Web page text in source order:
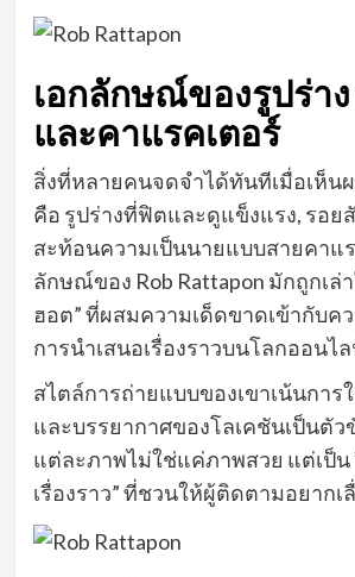
เอกลักษณ์ของรูปร่า
และคาแรคเตอร์
สิ่งที่หลายคนจดจำได้ทันทีเมื่อเห็น
คือ รูปร่างที่ฟิตและดูแข็งแรง, รอย
สะท้อนความเป็นนายแบบสายคาแ
ลักษณ์ของ Rob Rattapon มักถูกเล่
ฮอต” ที่ผสมความเด็ดขาดเข้ากับค
การนำเสนอเรื่องราวบนโลกออนไ
สไตล์การถ่ายแบบของเขาเน้นการ
และบรรยากาศของโลเคชันเป็นตั
แต่ละภาพไม่ใช่แค่ภาพสวย แต่เป็น
เรื่องราว” ที่ชวนให้ผู้ติดตามอยาก